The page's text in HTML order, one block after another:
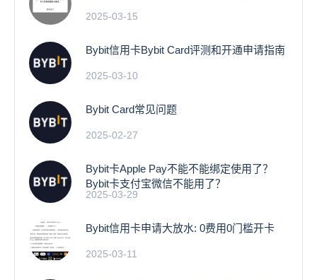
2025-03-15
Bybit信用卡Bybit Card评测和开通申请指南
2025-03-10
Bybit Card常见问题
2025-02-27
Bybit卡Apple Pay不能不能绑定使用了？
Bybit卡支付宝微信不能用了？
2025-03-29
Bybit信用卡申请大放水: 0费用0门槛开卡
2025-03-11